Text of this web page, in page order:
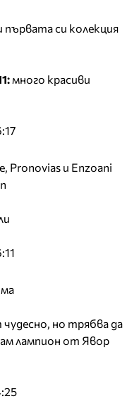
си колекция
много красиви
Pronovias и Enzoani
но трябва да
лампион от Явор